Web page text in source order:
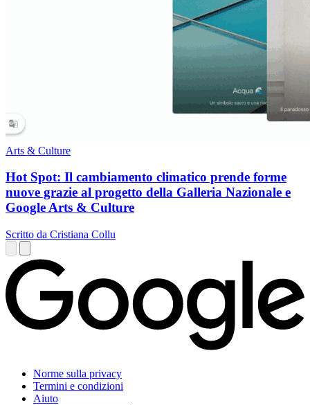
Arts & Culture
Hot Spot: Il cambiamento climatico prende forme
nuove grazie al progetto della Galleria Nazionale e
Google Arts & Culture
Scritto da Cristiana Collu
Norme sulla privacy
Termini e condizioni
Aiuto